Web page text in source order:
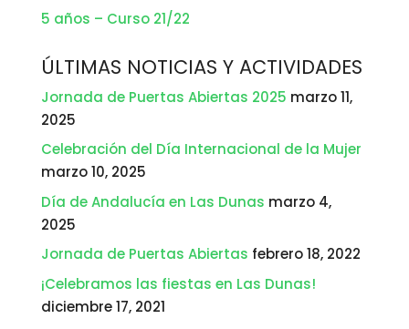
5 años – Curso 21/22
ÚLTIMAS NOTICIAS Y ACTIVIDADES
Jornada de Puertas Abiertas 2025 marzo 11,
2025
Celebración del Día Internacional de la Mujer
marzo 10, 2025
Día de Andalucía en Las Dunas marzo 4,
2025
Jornada de Puertas Abiertas febrero 18, 2022
¡Celebramos las fiestas en Las Dunas!
diciembre 17, 2021